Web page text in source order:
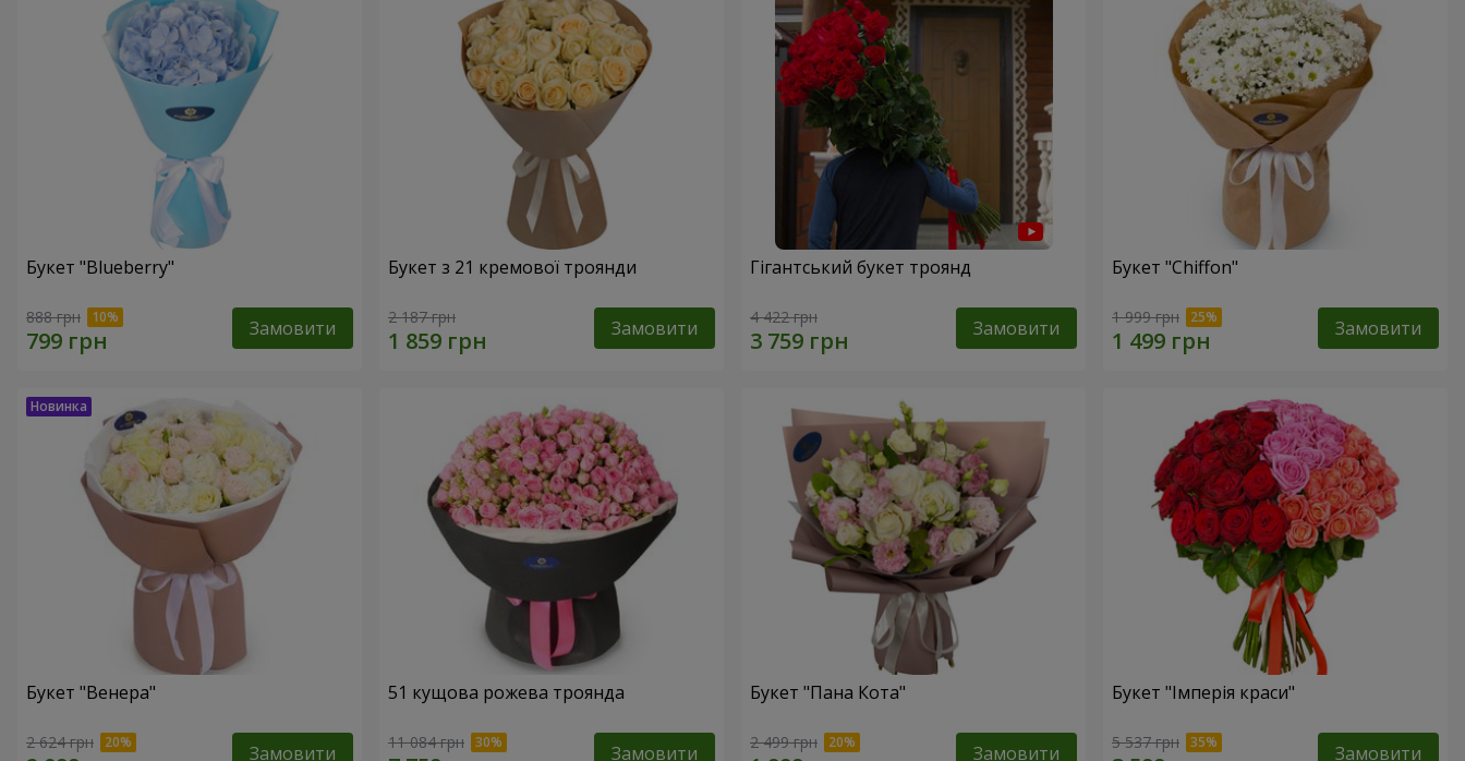
Букет "Blueberry"
888 грн Замовити
Букет з 21 кремової троянди
2 187 грн Замовити
Гігантський букет троянд
4 422 грн Замовити
Букет "Chiffon"
1 999 грн Замовити
Букет "Венера"
2 624 грн Замовити
51 кущова рожева троянда
11 084 грн Замовити
Букет "Пана Кота"
2 499 грн Замовити
Букет "Імперія краси"
5 537 грн Замовити